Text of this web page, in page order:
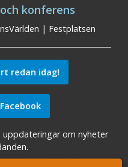
konferens
| Festplatsen
redan idag!
uppdateringar om nyheter
Konferens Stockholm|